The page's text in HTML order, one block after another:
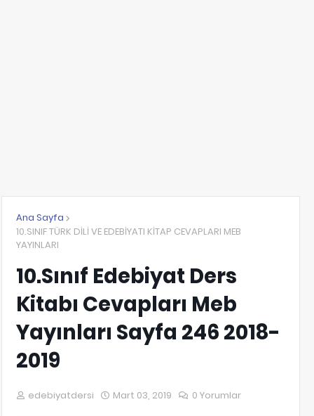
Ana Sayfa
10.SINIF TÜRK DİLİ VE EDEBİYATI KİTAP CEVAPLARI MEB
YAYINLARI
10.Sınıf Edebiyat Ders
Kitabı Cevapları Meb
Yayınları Sayfa 246 2018-
2019
edebiyatdersi Mart 03, 2019 0 Yorumlar